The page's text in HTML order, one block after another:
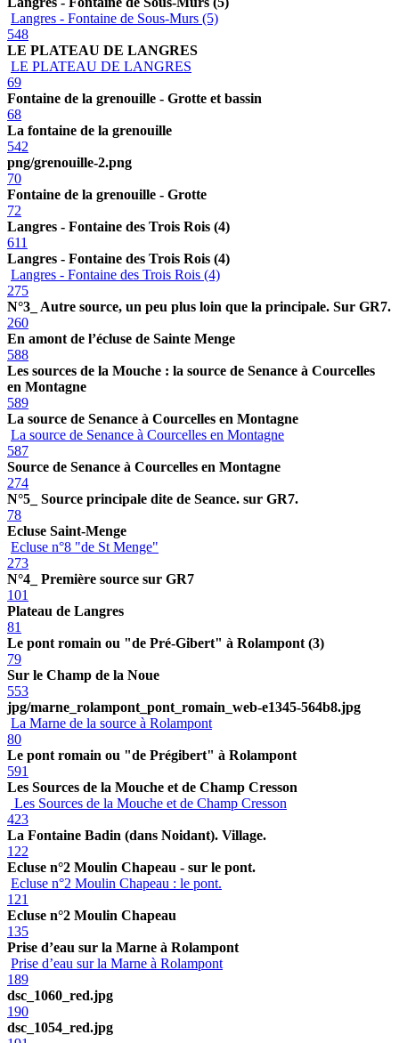
Langres - Fontaine de Sous-Murs (5)
548
LE PLATEAU DE LANGRES
LE PLATEAU DE LANGRES
69
Fontaine de la grenouille - Grotte et bassin
68
La fontaine de la grenouille
542
png/grenouille-2.png
70
Fontaine de la grenouille - Grotte
72
Langres - Fontaine des Trois Rois (4)
611
Langres - Fontaine des Trois Rois (4)
Langres - Fontaine des Trois Rois (4)
275
N°3_ Autre source, un peu plus loin que la principale. Sur GR7.
260
En amont de l’écluse de Sainte Menge
588
Les sources de la Mouche : la source de Senance à Courcelles
en Montagne
589
La source de Senance à Courcelles en Montagne
La source de Senance à Courcelles en Montagne
587
Source de Senance à Courcelles en Montagne
274
N°5_ Source principale dite de Seance. sur GR7.
78
Ecluse Saint-Menge
Ecluse n°8 "de St Menge"
273
N°4_ Première source sur GR7
101
Plateau de Langres
81
Le pont romain ou "de Pré-Gibert" à Rolampont (3)
79
Sur le Champ de la Noue
553
jpg/marne_rolampont_pont_romain_web-e1345-564b8.jpg
La Marne de la source à Rolampont
80
Le pont romain ou "de Prégibert" à Rolampont
591
Les Sources de la Mouche et de Champ Cresson
Les Sources de la Mouche et de Champ Cresson
423
La Fontaine Badin (dans Noidant). Village.
122
Ecluse n°2 Moulin Chapeau - sur le pont.
Ecluse n°2 Moulin Chapeau : le pont.
121
Ecluse n°2 Moulin Chapeau
135
Prise d’eau sur la Marne à Rolampont
Prise d’eau sur la Marne à Rolampont
189
dsc_1060_red.jpg
190
dsc_1054_red.jpg